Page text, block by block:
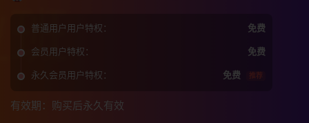
普通用户用户特权： 免费
会员用户特权： 免费
永久会员用户特权： 免费 推荐
有效期：购买后永久有效